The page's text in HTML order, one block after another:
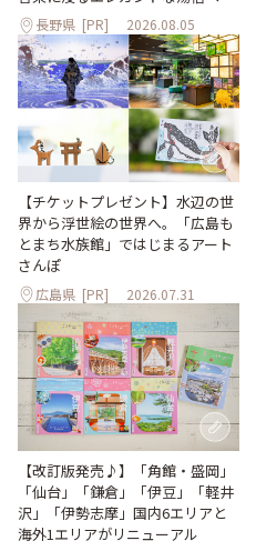
長野県 [PR] 2026.08.05
【チケットプレゼント】水辺の世
界から浮世絵の世界へ。「広島も
とまち水族館」ではじまるアート
さんぽ
広島県 [PR] 2026.07.31
【改訂版発売♪】「角館・盛岡」
「仙台」「鎌倉」「伊豆」「軽井
沢」「伊勢志摩」国内6エリアと
海外1エリアがリニューアル